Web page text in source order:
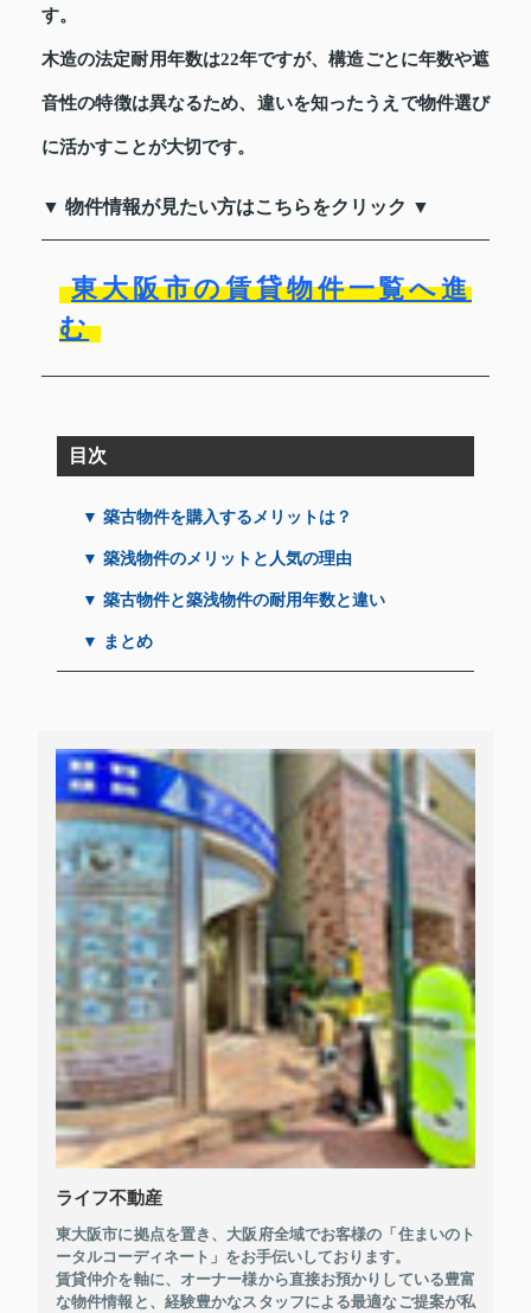
す。
木造の法定耐用年数は22年ですが、構造ごとに年数や遮
音性の特徴は異なるため、違いを知ったうえで物件選び
に活かすことが大切です。
▼ 物件情報が見たい方はこちらをクリック ▼
東大阪市の賃貸物件一覧へ進
む
目次
▼ 築古物件を購入するメリットは？
▼ 築浅物件のメリットと人気の理由
▼ 築古物件と築浅物件の耐用年数と違い
▼ まとめ
ライフ不動産
東大阪市に拠点を置き、大阪府全域でお客様の「住まいのト
ータルコーディネート」をお手伝いしております。
賃貸仲介を軸に、オーナー様から直接お預かりしている豊富
な物件情報と、経験豊かなスタッフによる最適なご提案が私